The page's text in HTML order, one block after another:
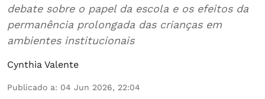
debate sobre o papel da escola e os efeitos da
permanência prolongada das crianças em
ambientes institucionais
Cynthia Valente
Publicado a: 04 Jun 2026, 22:04